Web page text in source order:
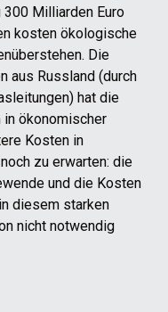
Milliarden Euro
kosten ökologische
Die
aus Russland (durch
hat die
in ökonomischer
Kosten in
zu erwarten: die
und die Kosten
diesem starken
nicht notwendig